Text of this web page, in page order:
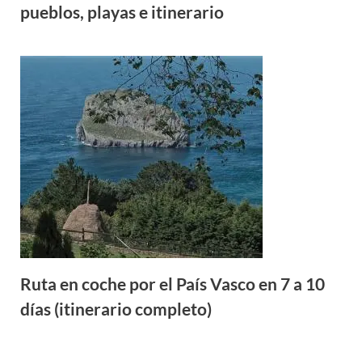
pueblos, playas e itinerario
Ruta en coche por el País Vasco en 7 a 10
días (itinerario completo)